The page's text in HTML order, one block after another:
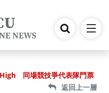
同場競技爭代表隊門票
返回上一層